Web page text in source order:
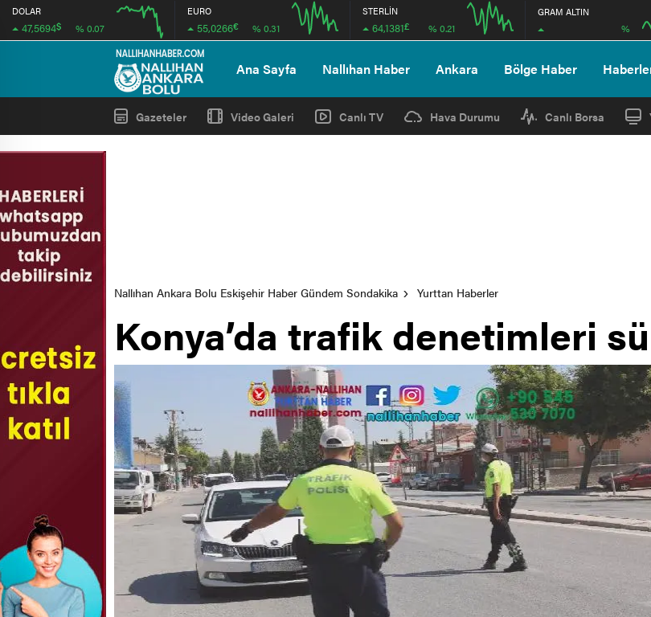
DOLAR
47,5694$ % 0.07
12:00 16:00
EURO
55,0266€ % 0.31
STERLİN
64,1381£ % 0.21
GRAM ALTIN
%
Ana Sayfa Nallıhan Haber Ankara Bölge Haber
Gazeteler Video Galeri Canlı TV Hava Durumu Canlı Borsa
Nallıhan Ankara Bolu Eskişehir Haber Gündem Sondakika Yurttan Haberler
Konya’da trafik denetimleri